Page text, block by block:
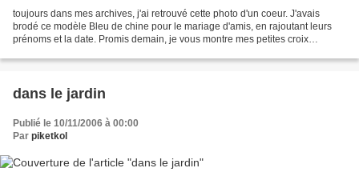
toujours dans mes archives, j'ai retrouvé cette photo d'un coeur. J'avais
brodé ce modèle Bleu de chine pour le mariage d'amis, en rajoutant leurs
prénoms et la date. Promis demain, je vous montre mes petites croix
dans le jardin
Publié le 10/11/2006 à 00:00
Par piketkol